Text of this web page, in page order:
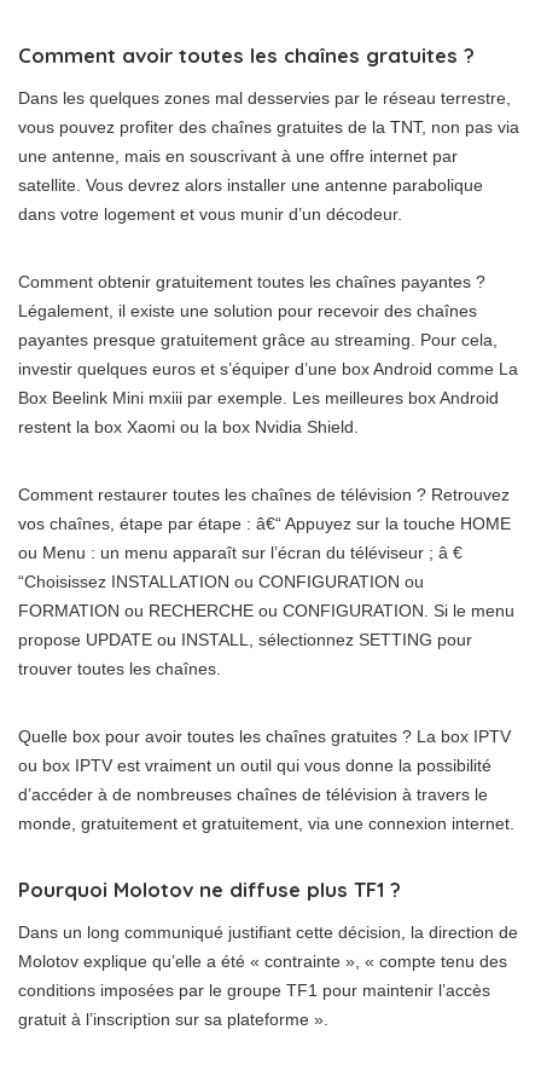
Comment avoir toutes les chaînes gratuites ?
Dans les quelques zones mal desservies par le réseau terrestre,
vous pouvez profiter des chaînes gratuites de la TNT, non pas via
une antenne, mais en souscrivant à une offre internet par
satellite. Vous devrez alors installer une antenne parabolique
dans votre logement et vous munir d’un décodeur.
Comment obtenir gratuitement toutes les chaînes payantes ?
Légalement, il existe une solution pour recevoir des chaînes
payantes presque gratuitement grâce au streaming. Pour cela,
investir quelques euros et s’équiper d’une box Android comme La
Box Beelink Mini mxiii par exemple. Les meilleures box Android
restent la box Xaomi ou la box Nvidia Shield.
Comment restaurer toutes les chaînes de télévision ? Retrouvez
vos chaînes, étape par étape : â€“ Appuyez sur la touche HOME
ou Menu : un menu apparaît sur l’écran du téléviseur ; â €
“Choisissez INSTALLATION ou CONFIGURATION ou
FORMATION ou RECHERCHE ou CONFIGURATION. Si le menu
propose UPDATE ou INSTALL, sélectionnez SETTING pour
trouver toutes les chaînes.
Quelle box pour avoir toutes les chaînes gratuites ? La box IPTV
ou box IPTV est vraiment un outil qui vous donne la possibilité
d’accéder à de nombreuses chaînes de télévision à travers le
monde, gratuitement et gratuitement, via une connexion internet.
Pourquoi Molotov ne diffuse plus TF1 ?
Dans un long communiqué justifiant cette décision, la direction de
Molotov explique qu’elle a été « contrainte », « compte tenu des
conditions imposées par le groupe TF1 pour maintenir l’accès
gratuit à l’inscription sur sa plateforme ».